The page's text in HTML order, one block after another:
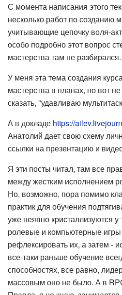
С момента написания этого
несколько работ по созданию
учитывающие цепочку воля-
особо подробно этот вопрос
мастерства там не разбирался.
У меня эта тема создания
мастерства в планах, но вот
сказать, "удавливаю
А в докладе https://
Анатолий дает свою схему
ссылки на презентацию и
Я эти посты читал, там все
между жестким исполнением
Но, возможно, пора помимо
практик для обучения
уже неявно кристаллизуются у
ролевые и компьютерные игры
рефлексировать их, а затем -
все-таки раньше обучение
способностях, все равно,
массовым оно не было. А в